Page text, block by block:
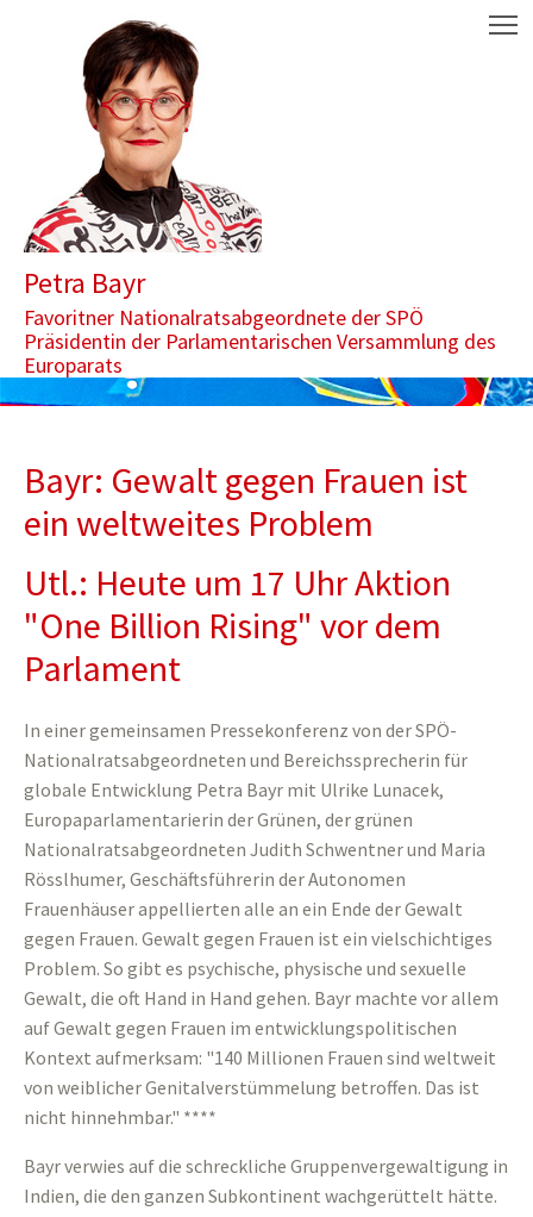
Aktuelle Seite: Bayr: Gewalt gegen Frauen ist ein weltweites
Petra Bayr
Favoritner Nationalratsabgeordnete der SPÖ
Präsidentin der Parlamentarischen Versammlung des
Europarats
Bayr: Gewalt gegen Frauen ist
ein weltweites Problem
Utl.: Heute um 17 Uhr Aktion
"One Billion Rising" vor dem
Parlament
In einer gemeinsamen Pressekonferenz von der SPÖ-
Nationalratsabgeordneten und Bereichssprecherin für
globale Entwicklung Petra Bayr mit Ulrike Lunacek,
Europaparlamentarierin der Grünen, der grünen
Nationalratsabgeordneten Judith Schwentner und Maria
Rösslhumer, Geschäftsführerin der Autonomen
Frauenhäuser appellierten alle an ein Ende der Gewalt
gegen Frauen. Gewalt gegen Frauen ist ein vielschichtiges
Problem. So gibt es psychische, physische und sexuelle
Gewalt, die oft Hand in Hand gehen. Bayr machte vor allem
auf Gewalt gegen Frauen im entwicklungspolitischen
Kontext aufmerksam: "140 Millionen Frauen sind weltweit
von weiblicher Genitalverstümmelung betroffen. Das ist
nicht hinnehmbar." ****
Bayr verwies auf die schreckliche Gruppenvergewaltigung in
Indien, die den ganzen Subkontinent wachgerüttelt hätte.